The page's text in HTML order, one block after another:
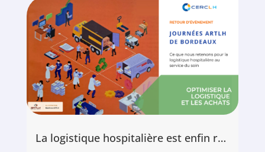
La logistique hospitalière est enfin reconnue comme un métier. Comment structurer la vôtre.